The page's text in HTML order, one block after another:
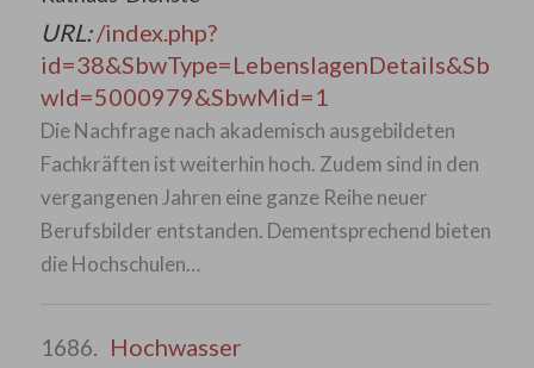
URL:/index.php?
id=38&SbwType=LebenslagenDetails&Sb
wId=5000979&SbwMid=1
Die Nachfrage nach akademisch ausgebildeten
Fachkräften ist weiterhin hoch. Zudem sind in den
vergangenen Jahren eine ganze Reihe neuer
Berufsbilder entstanden. Dementsprechend bieten
die Hochschulen…
1686. Hochwasser